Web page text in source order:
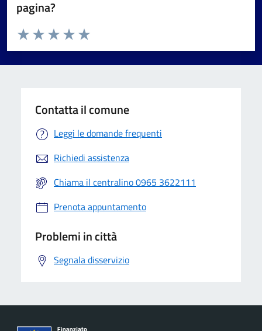
pagina?
Valuta da 1 a 5 stelle la pagina
Valuta 5 stelle su 5
Valuta 4 stelle su 5
Valuta 3 stelle su 5
Valuta 2 stelle su 5
Valuta 1 stelle su 5
Contatta il comune
Leggi le domande frequenti
Richiedi assistenza
Chiama il centralino 0965 3622111
Prenota appuntamento
Problemi in città
Segnala disservizio